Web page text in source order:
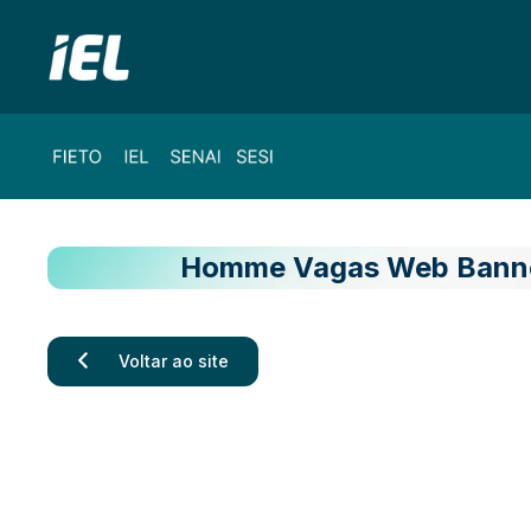
Homme Vagas Web
Voltar ao site